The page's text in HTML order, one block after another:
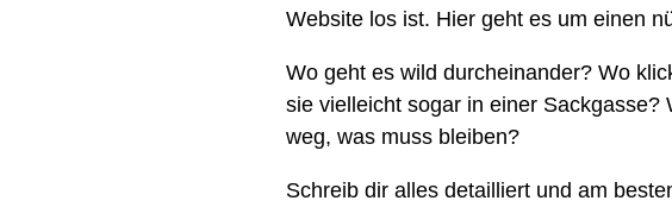
Website los ist. Hier geht es um einen
Wo geht es wild durcheinander? Wo
sie vielleicht sogar in einer
weg, was muss bleiben?
Schreib dir alles detailliert und am